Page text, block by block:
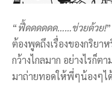
“ฟื้ดดดดดด……ช่วยด้วย!
ต้องพูดถึงเรื่องของกริยา
กว้างไกลมาก อย่างไรก็ต
มาถ่ายทอดให้พี่ๆน้องๆไ